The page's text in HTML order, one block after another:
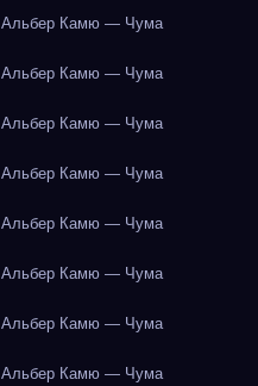
Альбер Камю — Чума
Альбер Камю — Чума
Альбер Камю — Чума
Альбер Камю — Чума
Альбер Камю — Чума
Альбер Камю — Чума
Альбер Камю — Чума
Альбер Камю — Чума